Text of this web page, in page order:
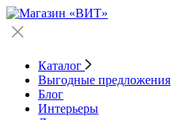
Каталог
Выгодные предложения
Блог
Интерьеры